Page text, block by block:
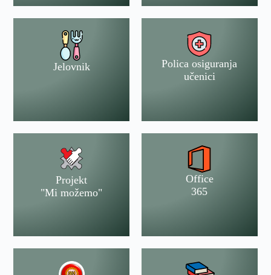
Jelovnik
Polica osiguranja
učenici
Projekt
"Mi možemo"
Office
365